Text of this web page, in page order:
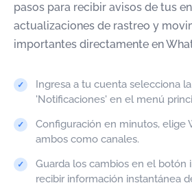
pasos para recibir avisos de tus
actualizaciones de rastreo y
importantes directamente en
Ingresa a tu cuenta selecciona
'Notificaciones' en el menú
Configuración en minutos, elige
ambos como canales.
Guarda los cambios en el botón
recibir información instantánea